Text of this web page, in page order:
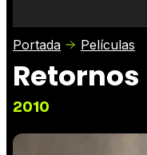
Críticas
Portada Películas
Retornos
2010